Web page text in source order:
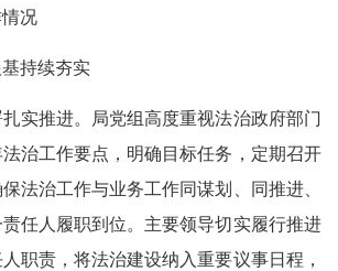
况
持续夯实
推进。局党组高度重视法治政府部门
治工作要点，明确目标任务，定期召开
法治工作与业务工作同谋划、同推进、
任人履职到位。主要领导切实履行推进
职责，将法治建设纳入重要议事日程，